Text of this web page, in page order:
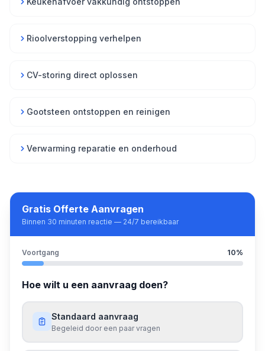
Rioolverstopping verhelpen
CV-storing direct oplossen
Gootsteen ontstoppen en reinigen
Verwarming reparatie en onderhoud
Gratis Offerte Aanvragen
Binnen 30 minuten reactie — 24/7 bereikbaar
Voortgang 10%
Hoe wilt u een aanvraag doen?
Standaard aanvraag
Begeleid door een paar vragen